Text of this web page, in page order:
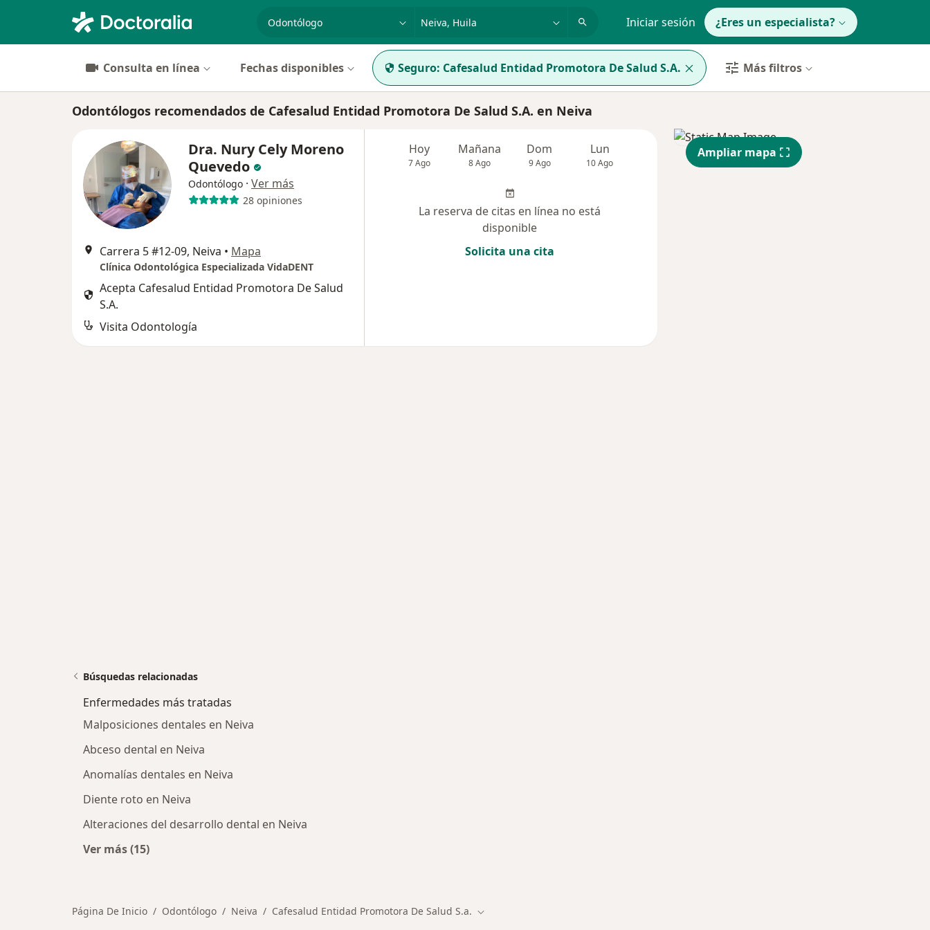
especialidad, enfermedad o nombre Iniciar sesión ¿Eres un especialista?
Consulta en línea Fechas disponibles Seguro: Cafesalud Entidad Promotora De Salud S.A. Más filtros
Odontólogos recomendados de Cafesalud Entidad Promotora De Salud S.A. en Neiva
Dra. Nury Cely Moreno
Quevedo
Odontólogo · Ver más
28 opiniones
Carrera 5 #12-09, Neiva • Mapa
Clínica Odontológica Especializada VidaDENT
Acepta Cafesalud Entidad Promotora De Salud
S.A.
Visita Odontología
Hoy
7 Ago
Mañana
8 Ago
Dom
9 Ago
Lun
10 Ago
Mié
12 Ago
Jue
13 Ago
La reserva de citas en línea no está
disponible
Solicita una cita
Ampliar mapa
Búsquedas relacionadas
Enfermedades más tratadas
Malposiciones dentales en Neiva
Abceso dental en Neiva
Anomalías dentales en Neiva
Diente roto en Neiva
Alteraciones del desarrollo dental en Neiva
Ver más (15)
Página De Inicio Odontólogo Neiva Cafesalud Entidad Promotora De Salud S.a. Cambiar de ciudad